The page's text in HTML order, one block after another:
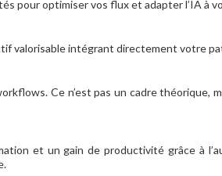
pour optimiser vos flux et adapter l’IA à
valorisable intégrant directement votre
Ce n’est pas un cadre théorique,
et un gain de productivité grâce à